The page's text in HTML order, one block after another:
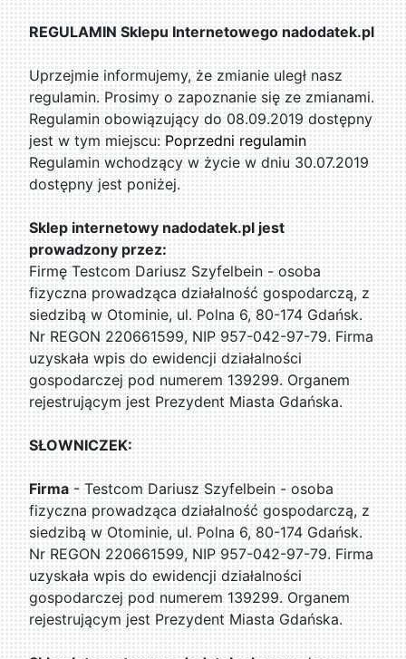
REGULAMIN Sklepu Internetowego nadodatek.pl
Uprzejmie informujemy, że zmianie uległ nasz
regulamin. Prosimy o zapoznanie się ze zmianami.
Regulamin obowiązujący do 08.09.2019 dostępny
jest w tym miejscu: Poprzedni regulamin
Regulamin wchodzący w życie w dniu 30.07.2019
dostępny jest poniżej.
Sklep internetowy nadodatek.pl jest
prowadzony przez:
Firmę Testcom Dariusz Szyfelbein - osoba
fizyczna prowadząca działalność gospodarczą, z
siedzibą w Otominie, ul. Polna 6, 80-174 Gdańsk.
Nr REGON 220661599, NIP 957-042-97-79. Firma
uzyskała wpis do ewidencji działalności
gospodarczej pod numerem 139299. Organem
rejestrującym jest Prezydent Miasta Gdańska.
SŁOWNICZEK:
Firma - Testcom Dariusz Szyfelbein - osoba
fizyczna prowadząca działalność gospodarczą, z
siedzibą w Otominie, ul. Polna 6, 80-174 Gdańsk.
Nr REGON 220661599, NIP 957-042-97-79. Firma
uzyskała wpis do ewidencji działalności
gospodarczej pod numerem 139299. Organem
rejestrującym jest Prezydent Miasta Gdańska.